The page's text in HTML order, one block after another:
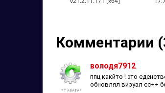
Комментарии
володя7912
ппц какйто ! это
обновлял визуал сс++